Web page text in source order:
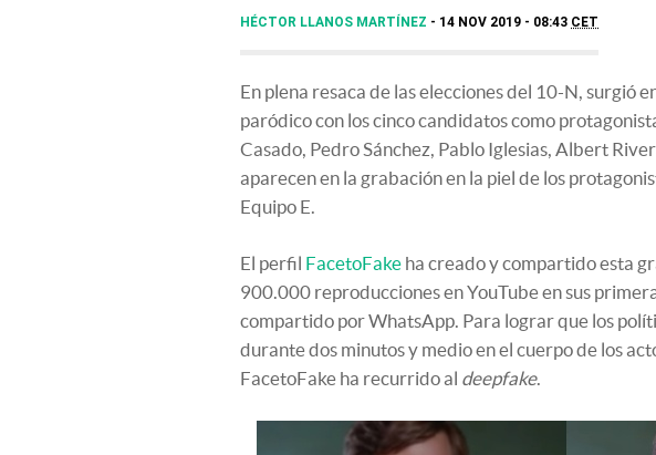
HÉCTOR LLANOS MARTÍNEZ 14 NOV 2019 - 08:43 CET
En plena resaca de las elecciones del 10-N, surgió
paródico con los cinco candidatos como
Casado, Pedro Sánchez, Pablo Iglesias, Albert
aparecen en la grabación en la piel de los
Equipo E.
El perfil FacetoFake ha creado y compartido esta
900.000 reproducciones en YouTube en sus
compartido por WhatsApp. Para lograr que los
durante dos minutos y medio en el cuerpo de los
FacetoFake ha recurrido al deepfake.